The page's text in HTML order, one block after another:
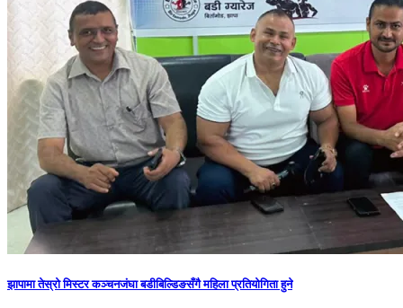
झापामा तेस्रो मिस्टर कञ्चनजंघा बडीबिल्डिङसँगै महिला प्रतियोगिता हुने